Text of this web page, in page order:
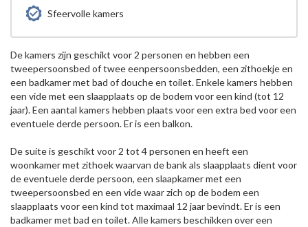
Sfeervolle kamers
De kamers zijn geschikt voor 2 personen en hebben een
tweepersoonsbed of twee eenpersoonsbedden, een zithoekje en
een badkamer met bad of douche en toilet. Enkele kamers hebben
een vide met een slaapplaats op de bodem voor een kind (tot 12
jaar). Een aantal kamers hebben plaats voor een extra bed voor een
eventuele derde persoon. Er is een balkon.
De suite is geschikt voor 2 tot 4 personen en heeft een
woonkamer met zithoek waarvan de bank als slaapplaats dient voor
de eventuele derde persoon, een slaapkamer met een
tweepersoonsbed en een vide waar zich op de bodem een
slaapplaats voor een kind tot maximaal 12 jaar bevindt. Er is een
badkamer met bad en toilet. Alle kamers beschikken over een